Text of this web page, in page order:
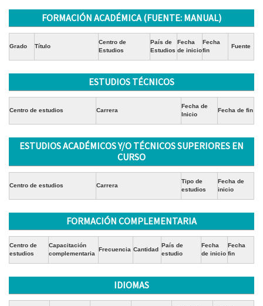
FORMACIÓN ACADÉMICA (FUENTE: MANUAL)
Grado Título
Centro de
Estudios
País de
Estudios
Fecha
de inicio
Fecha
fin
Fuente
ESTUDIOS TÉCNICOS
Centro de estudios Carrera
Fecha de
Inicio
Fecha de fin
ESTUDIOS ACADÉMICOS Y/O TÉCNICOS SUPERIORES EN
CURSO
Centro de estudios Carrera
Tipo de
estudios
Fecha de
inicio
FORMACIÓN COMPLEMENTARIA
Centro de
estudios
Capacitación
complementaria
Frecuencia Cantidad
País de
estudio
Fecha
de inicio
Fecha
fin
IDIOMAS